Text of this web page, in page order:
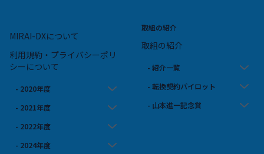
MIRAI-DXについて
利用規約・プライバシーポリ
シーについて
- 2020年度
- 2021年度
- 2022年度
- 2024年度
取組の紹介
取組の紹介
- 紹介一覧
- 転換契約パイロット
- 山本進一記念賞